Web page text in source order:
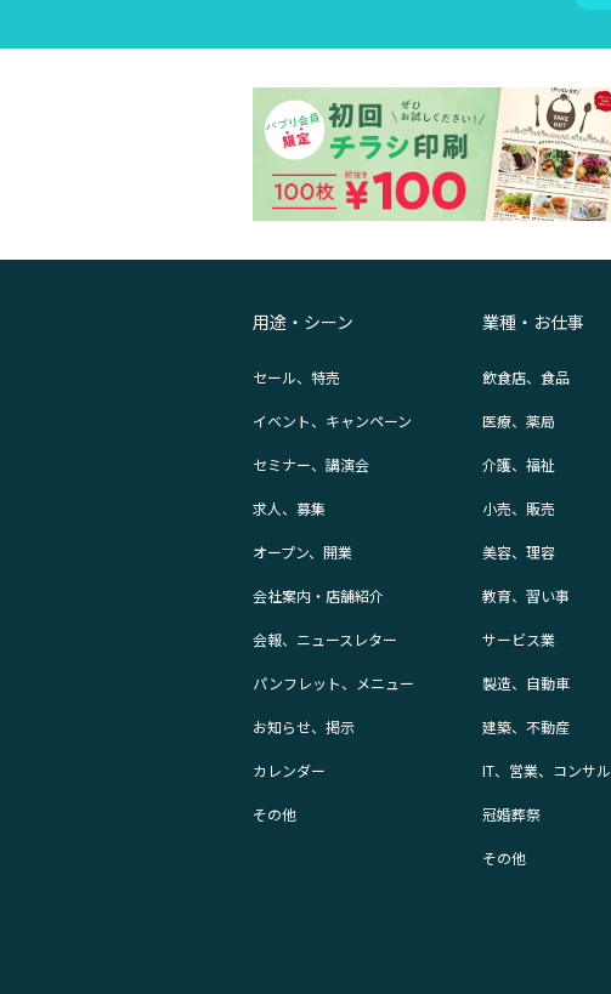
用途・シーン
セール、特売
イベント、キャンペーン
セミナー、講演会
求人、募集
オープン、開業
会社案内・店舗紹介
会報、ニュースレター
パンフレット、メニュー
お知らせ、掲示
カレンダー
その他
業種・お仕事
飲食店、食品
医療、薬局
介護、福祉
小売、販売
美容、理容
教育、習い事
サービス業
製造、自動車
建築、不動産
IT、営業、コンサル
冠婚葬祭
その他